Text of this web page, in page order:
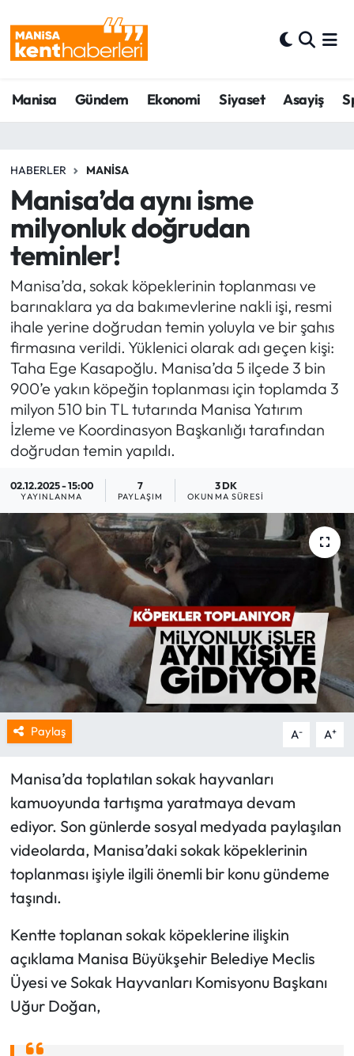
Manisa Gündem Ekonomi Siyaset Asayiş
HABERLER MANISA
Manisa’da aynı isme
milyonluk doğrudan
teminler!
Manisa’da, sokak köpeklerinin toplanması ve
barınaklara ya da bakımevlerine nakli işi, resmi
ihale yerine doğrudan temin yoluyla ve bir şahıs
firmasına verildi. Yüklenici olarak adı geçen kişi:
Taha Ege Kasapoğlu. Manisa’da 5 ilçede 3 bin
900’e yakın köpeğin toplanması için toplamda 3
milyon 510 bin TL tutarında Manisa Yatırım
İzleme ve Koordinasyon Başkanlığı tarafından
doğrudan temin yapıldı.
02.12.2025 - 15:00
YAYINLANMA
7
PAYLAŞIM
3 DK
OKUNMA SÜRESI
Paylaş A- A+
Manisa’da toplatılan sokak hayvanları
kamuoyunda tartışma yaratmaya devam
ediyor. Son günlerde sosyal medyada paylaşılan
videolarda, Manisa’daki sokak köpeklerinin
toplanması işiyle ilgili önemli bir konu gündeme
taşındı.
Kentte toplanan sokak köpeklerine ilişkin
açıklama Manisa Büyükşehir Belediye Meclis
Üyesi ve Sokak Hayvanları Komisyonu Başkanı
Uğur Doğan,
Ahmetli Hava Durumu
Ahmetli Trafik Yoğunluk Haritası
Son Dakika Haberleri
Haber Arşivi